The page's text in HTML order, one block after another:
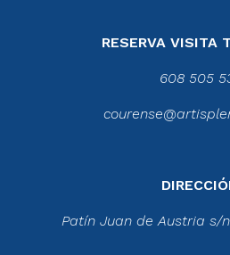
RESERVA VISITA
608 505
Patín Juan de Austria s/